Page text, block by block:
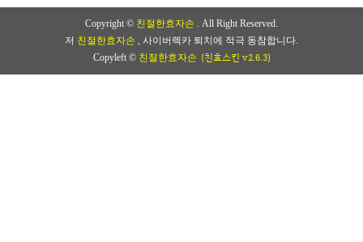
Copyright © 친절한효자손 . All Right Reserved.
저 친절한효자손 , 사이버렉카 퇴치에 적극 동참합니다.
Copyleft © 친절한효자손 (친효스킨 v2.6.3)